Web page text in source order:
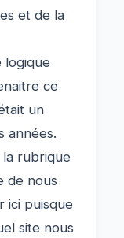
et de la
logique
ce
un
années.
la rubrique
de nous
ici puisque
site nous